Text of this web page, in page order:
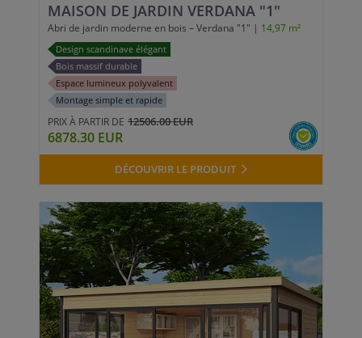
MAISON DE JARDIN VERDANA "1"
Abri de jardin moderne en bois – Verdana "1" | 14,97 m²
Design scandinave élégant
Bois massif durable
Espace lumineux polyvalent
Montage simple et rapide
PRIX À PARTIR DE 12506.00 EUR
6878.30 EUR
DÉCOUVRIR LE PRODUIT